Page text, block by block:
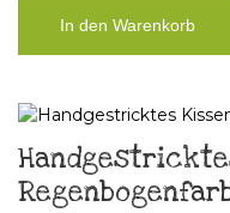
In den Warenkorb